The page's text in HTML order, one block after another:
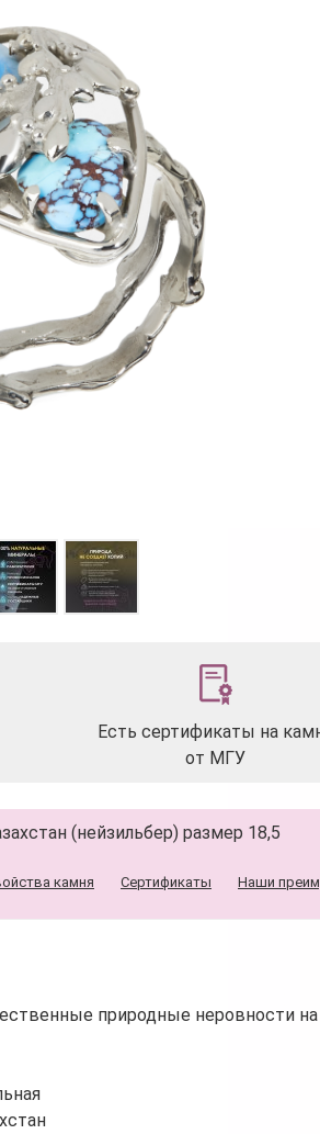
Есть сертификаты на
от МГУ
(нейзильбер) размер 18,5
камня Сертификаты Наши
природные неровности на